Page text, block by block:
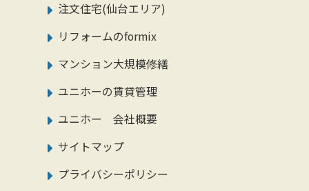
注文住宅(仙台エリア)
リフォームのformix
マンション大規模修繕
ユニホーの賃貸管理
ユニホー 会社概要
サイトマップ
プライバシーポリシー